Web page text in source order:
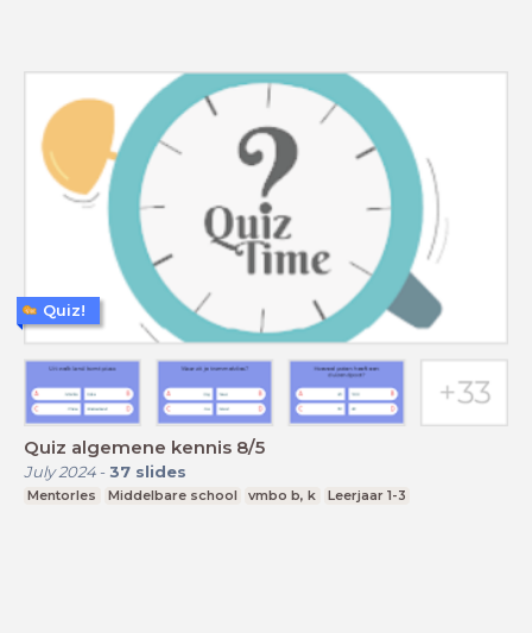
Quiz algemene kennis 8/5
July 2024- 37 slides
Mentorles Middelbare school vmbo b, k Leerjaar 1-3
Quiz!